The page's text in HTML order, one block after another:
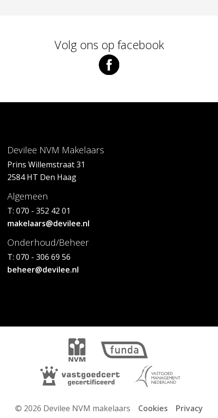
Volg ons op facebook
Devilee NVM Makelaars
Prins Willemstraat 31
2584 HT Den Haag
Algemeen
T: 070 - 352 42 01
makelaars@devilee.nl
Onderhoud/Beheer
T: 070 - 306 69 56
beheer@devilee.nl
© 2026 Devilee NVM makelaars Cookies
Privacy